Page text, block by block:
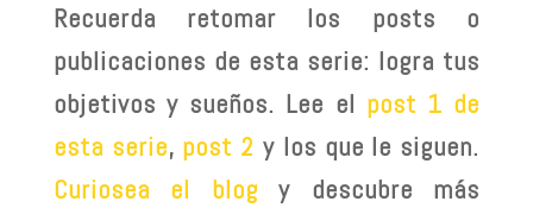
Recuerda retomar los posts o
publicaciones de esta serie: logra tus
objetivos y sueños. Lee el post 1 de
esta serie, post 2 y los que le siguen.
Curiosea el blog y descubre más